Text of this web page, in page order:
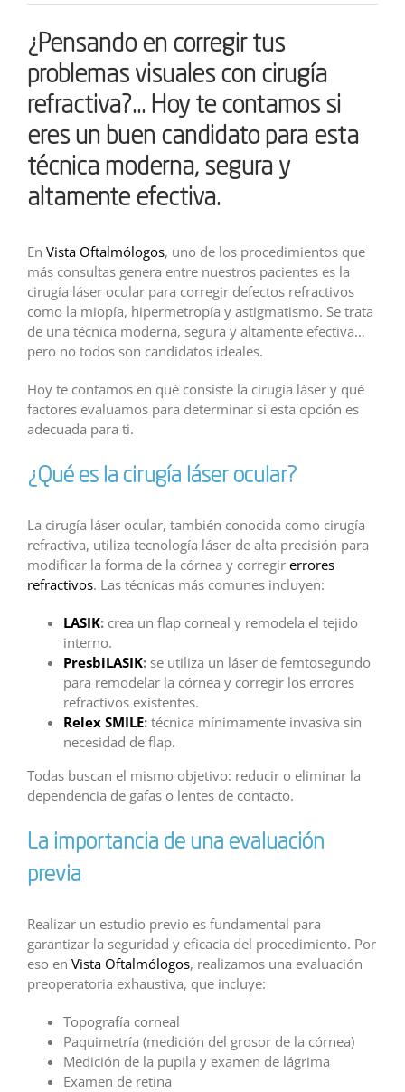
¿Pensando en corregir tus
problemas visuales con cirugía
refractiva?… Hoy te contamos si
eres un buen candidato para esta
técnica moderna, segura y
altamente efectiva.
En Vista Oftalmólogos, uno de los procedimientos que
más consultas genera entre nuestros pacientes es la
cirugía láser ocular para corregir defectos refractivos
como la miopía, hipermetropía y astigmatismo. Se trata
de una técnica moderna, segura y altamente efectiva…
pero no todos son candidatos ideales.
Hoy te contamos en qué consiste la cirugía láser y qué
factores evaluamos para determinar si esta opción es
adecuada para ti.
¿Qué es la cirugía láser ocular?
La cirugía láser ocular, también conocida como cirugía
refractiva, utiliza tecnología láser de alta precisión para
modificar la forma de la córnea y corregir errores
refractivos. Las técnicas más comunes incluyen:
LASIK: crea un flap corneal y remodela el tejido
interno.
PresbiLASIK: se utiliza un láser de femtosegundo
para remodelar la córnea y corregir los errores
refractivos existentes.
Relex SMILE: técnica mínimamente invasiva sin
necesidad de flap.
Todas buscan el mismo objetivo: reducir o eliminar la
dependencia de gafas o lentes de contacto.
La importancia de una evaluación
previa
Realizar un estudio previo es fundamental para
garantizar la seguridad y eficacia del procedimiento. Por
eso en Vista Oftalmólogos, realizamos una evaluación
preoperatoria exhaustiva, que incluye:
Topografía corneal
Paquimetría (medición del grosor de la córnea)
Medición de la pupila y examen de lágrima
Examen de retina